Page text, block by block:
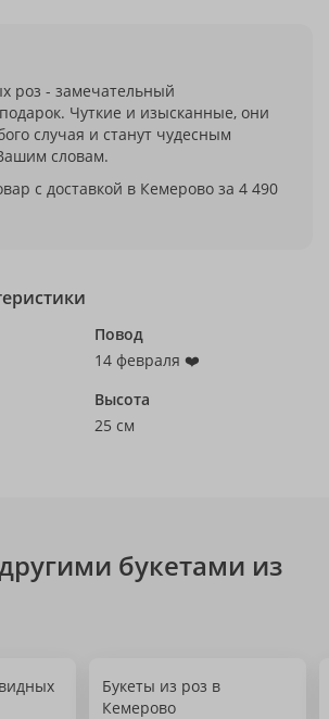
роз - замечательный
Чуткие и изысканные, они
случая и станут чудесным
словам.
с доставкой в Кемерово за 4 490
Повод
14 февраля ❤️
Высота
25 см
букетами из
Букеты из роз в
Кемерово